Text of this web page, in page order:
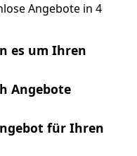
Angebote in 4
es um Ihren
Angebote
für Ihren